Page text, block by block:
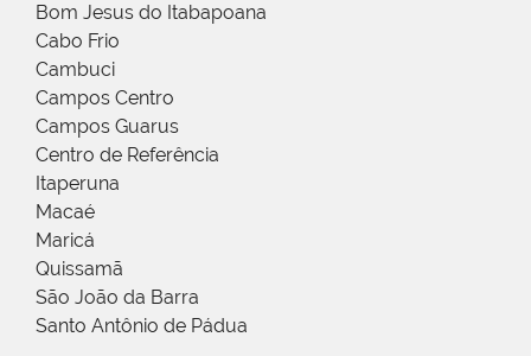
Bom Jesus do Itabapoana
Cabo Frio
Cambuci
Campos Centro
Campos Guarus
Centro de Referência
Itaperuna
Macaé
Maricá
Quissamã
São João da Barra
Santo Antônio de Pádua